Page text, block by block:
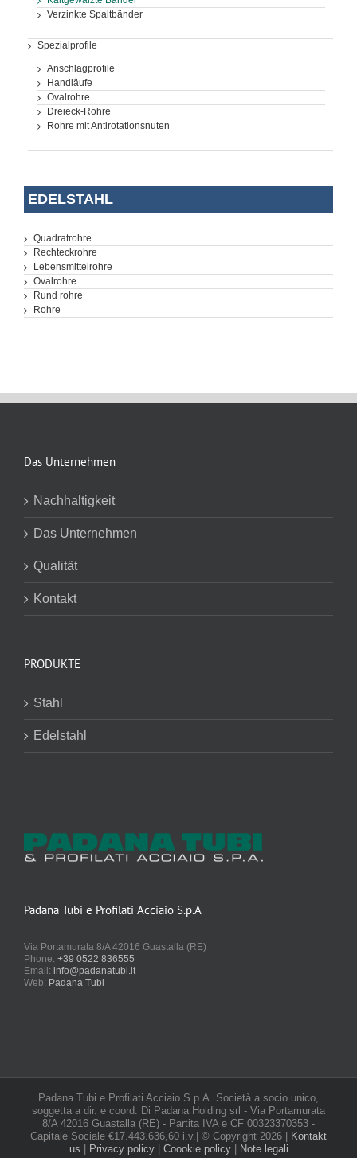
Verzinkte Spaltbänder
Spezialprofile
Anschlagprofile
Handläufe
Ovalrohre
Dreieck-Rohre
Rohre mit Antirotationsnuten
EDELSTAHL
Quadratrohre
Rechteckrohre
Lebensmittelrohre
Ovalrohre
Rund rohre
Rohre
Das Unternehmen
Nachhaltigkeit
Das Unternehmen
Qualität
Kontakt
PRODUKTE
Stahl
Edelstahl
Padana Tubi e Profilati Acciaio S.p.A
Via Portamurata 8/A 42016 Guastalla (RE)
Phone: +39 0522 836555
Email: info@padanatubi.it
Web: Padana Tubi
Padana Tubi e Profilati Acciaio S.p.A. Società a socio unico,
soggetta a dir. e coord. Di Padana Holding srl - Via Portamurata
8/A 42016 Guastalla (RE) - Partita IVA e CF 00323370353 -
Capitale Sociale €17.443.636,60 i.v.| © Copyright 2026 | Kontakt
us | Privacy policy| Coookie policy| Note legali